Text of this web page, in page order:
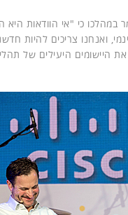
כי "אי הוודאות היא
ואנחנו צריכים להיות
היישומים היעילים של